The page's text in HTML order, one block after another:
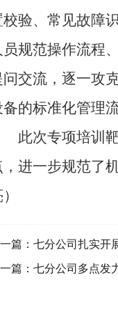
校验、常见故障
员规范操作流程
问交流，逐一攻
备的标准化管理
次专项培训靶向
，进一步规范了
篇： 七分公司扎实开
篇： 七分公司多点发